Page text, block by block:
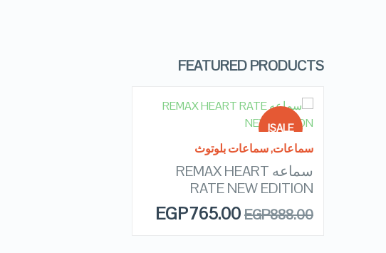
FEATURED PRODUCTS
SALE!
OUT OF
STOCK
QUICK LOOK
سماعات,سماعات بلوتوث
سماعه REMAX HEART
RATE NEW EDITION
EGP888.00
EGP765.00